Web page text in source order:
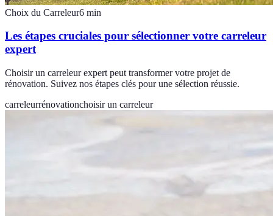
Choix du Carreleur6 min
Les étapes cruciales pour sélectionner votre carreleur
expert
Choisir un carreleur expert peut transformer votre projet de
rénovation. Suivez nos étapes clés pour une sélection réussie.
carreleurrénovationchoisir un carreleur